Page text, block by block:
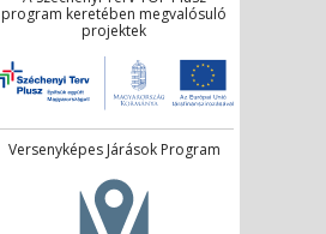
program keretében megvalósuló
projektek
Versenyképes Járások Program